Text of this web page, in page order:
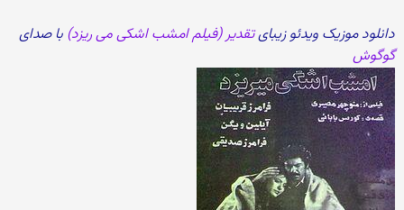
دانلود موزیک ویدئو زیبایتقدیر (فیلم امشب اشکی می ریزد) با صدای
گوگوش